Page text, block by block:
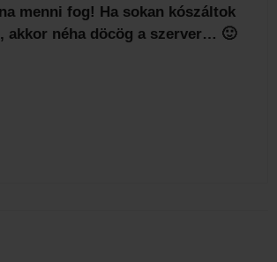
menni fog! Ha sokan kószáltok
akkor néha döcög a szerver… 🙂